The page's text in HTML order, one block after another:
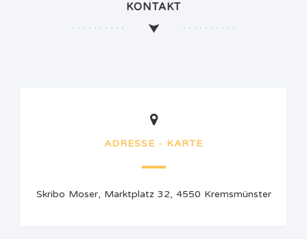
KONTAKT
ADRESSE - KARTE
Skribo Moser, Marktplatz 32, 4550 Kremsmünster